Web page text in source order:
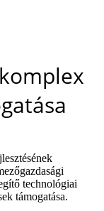
technológiai
támogatása.